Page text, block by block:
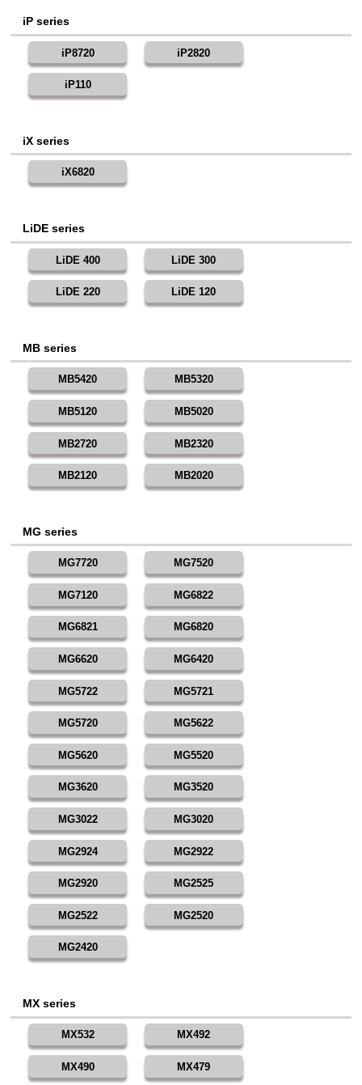
iP series
iP8720 iP2820
iP110
iX series
iX6820
LiDE series
LiDE 400 LiDE 300
LiDE 220 LiDE 120
MB series
MB5420 MB5320
MB5120 MB5020
MB2720 MB2320
MB2120 MB2020
MG series
MG7720 MG7520
MG7120 MG6822
MG6821 MG6820
MG6620 MG6420
MG5722 MG5721
MG5720 MG5622
MG5620 MG5520
MG3620 MG3520
MG3022 MG3020
MG2924 MG2922
MG2920 MG2525
MG2522 MG2520
MG2420
MX series
MX532 MX492
MX490 MX479